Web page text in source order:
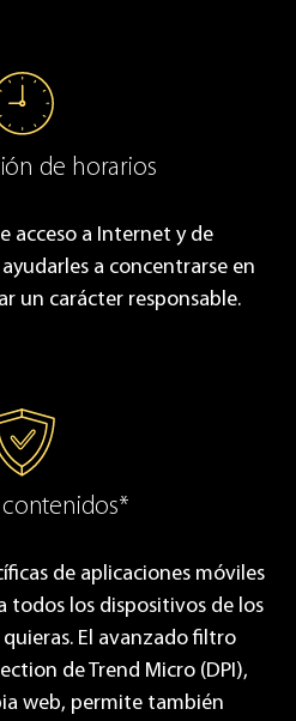
de horarios
acceso a Internet y de
a concentrarse en
un carácter responsable.
contenidos*
de aplicaciones móviles
todos los dispositivos de los
El avanzado filtro
de Trend Micro (DPI),
web, permite también